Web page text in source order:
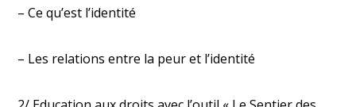
– Ce qu’est l’identité
– Les relations entre la peur et l’identité